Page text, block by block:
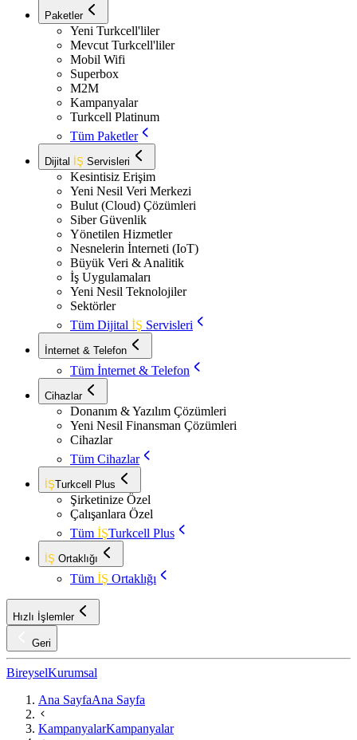
Paketler
Yeni Turkcell'liler
Mevcut Turkcell'liler
Mobil Wifi
Superbox
M2M
Kampanyalar
Turkcell Platinum
Tüm Paketler
Dijital İŞ Servisleri
Kesintisiz Erişim
Yeni Nesil Veri Merkezi
Bulut (Cloud) Çözümleri
Siber Güvenlik
Yönetilen Hizmetler
Nesnelerin İnterneti (IoT)
Büyük Veri & Analitik
İş Uygulamaları
Yeni Nesil Teknolojiler
Sektörler
Tüm Dijital İŞ Servisleri
İnternet & Telefon
Tüm İnternet & Telefon
Cihazlar
Donanım & Yazılım Çözümleri
Yeni Nesil Finansman Çözümleri
Cihazlar
Tüm Cihazlar
İŞTurkcell Plus
Şirketinize Özel
Çalışanlara Özel
Tüm İŞTurkcell Plus
İŞ Ortaklığı
Tüm İŞ Ortaklığı
Hızlı İşlemler
Geri
BireyselKurumsal
Ana SayfaAna Sayfa
KampanyalarKampanyalar